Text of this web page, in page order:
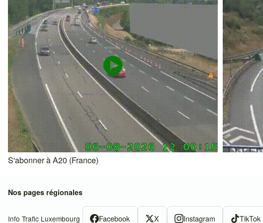
S'abonner à A20 (France)
Nos pages régionales
Info Trafic Luxembourg Facebook X Instagram TikTok